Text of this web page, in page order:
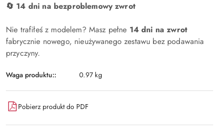
🔄 14 dni na bezproblemowy zwrot
Nie trafiłeś z modelem? Masz pełne 14 dni na zwrot
fabrycznie nowego, nieużywanego zestawu bez podawania
przyczyny.
Waga produktu:: 0.97 kg
Pobierz produkt do PDF